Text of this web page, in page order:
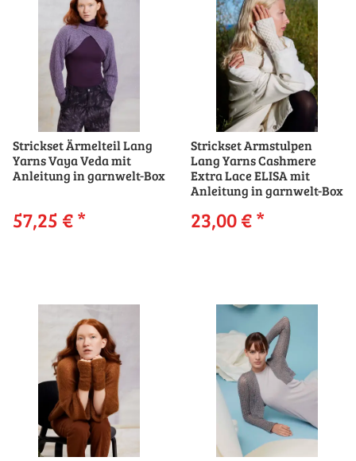
Strickset Ärmelteil Lang
Yarns Vaya Veda mit
Anleitung in garnwelt-Box
57,25 €*
Strickset Armstulpen
Lang Yarns Cashmere
Extra Lace ELISA mit
Anleitung in garnwelt-Box
23,00 €*